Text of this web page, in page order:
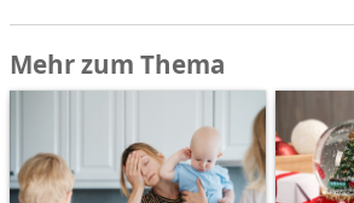
Mehr zum Thema